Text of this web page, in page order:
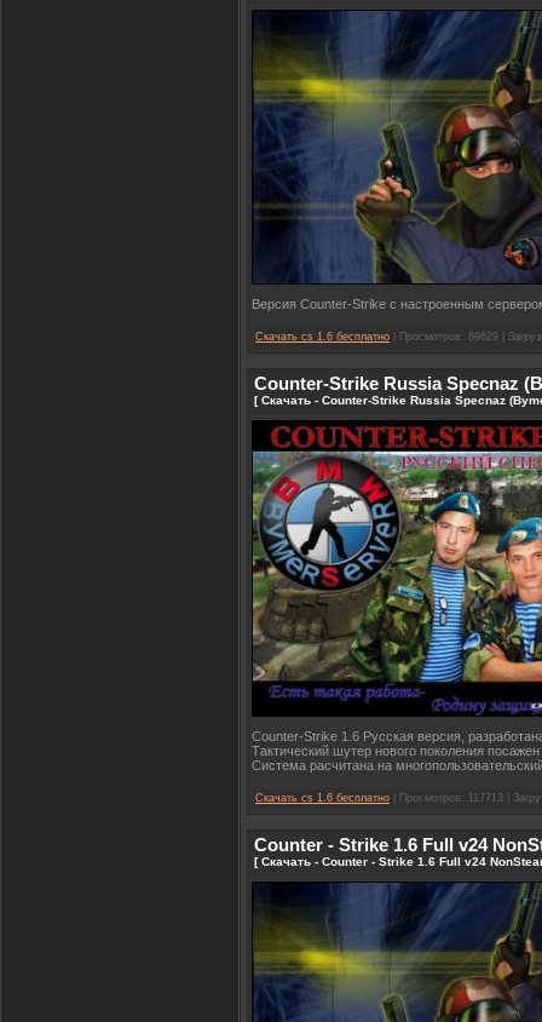
Версия Counter-Strike с настроенным
Скачать cs 1.6 бесплатно | Просмотров: 89629 |
Counter-Strike Russia Specnaz
[ Скачать - Counter-Strike Russia Specnaz
Counter-Strike 1.6 Русская версия,
Тактический шутер нового поколения
Система расчитана на
Скачать cs 1.6 бесплатно | Просмотров: 117713 |
Counter - Strike 1.6 Full v24
[ Скачать - Counter - Strike 1.6 Full v24